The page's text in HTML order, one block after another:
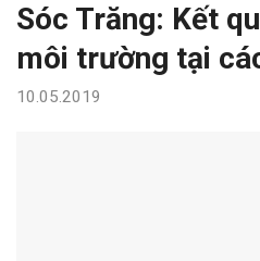
Sóc Trăng: Kết
môi trường tại
10.05.2019